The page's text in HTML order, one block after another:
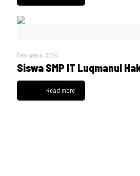
February 4, 2024
Siswa SMP IT Luqmanul
Read more